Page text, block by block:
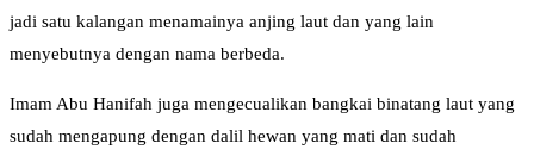
jadi satu kalangan menamainya anjing laut dan yang lain
menyebutnya dengan nama berbeda.
Imam Abu Hanifah juga mengecualikan bangkai binatang laut yang
sudah mengapung dengan dalil hewan yang mati dan sudah